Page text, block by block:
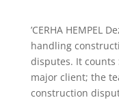
’CERHA HEMPEL
handling
disputes. It counts
major client; the
construction